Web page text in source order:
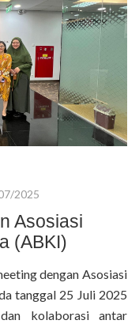
2025
Asosiasi
(ABKI)
dengan Asosiasi
tanggal 25 Juli 2025
kolaborasi antar